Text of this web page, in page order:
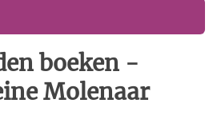
boeken -
Molenaar